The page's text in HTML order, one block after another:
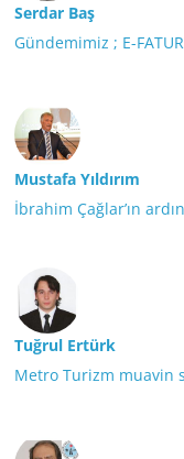
Serdar Baş
Gündemimiz ; E-
Mustafa Yıldırım
İbrahim Çağlar’ın
Tuğrul Ertürk
Metro Turizm muavin